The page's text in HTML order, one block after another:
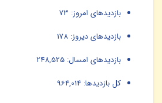
بازدیدهای امروز: 73
بازدیدهای دیروز: 178
بازدیدهای امسال: 248,525
کل بازدیدها: 964,014